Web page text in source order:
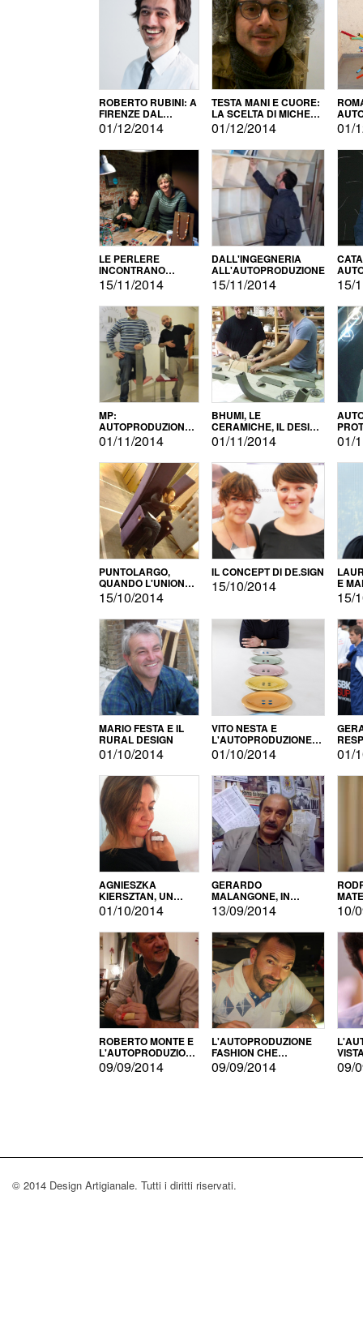
ROBERTO RUBINI: A
FIRENZE DAL
PRODOTTO ALLA
PROMOZIONE
01/12/2014
TESTA MANI E CUORE:
LA SCELTA DI MICHELE
BARBERIO
01/12/2014 01/
LE PERLERE
INCONTRANO
L'AUTOPRODUZIONE
15/11/2014
DALL'INGEGNERIA
ALL'AUTOPRODUZIONE
15/11/2014 15/
MP:
AUTOPRODUZIONE
E INNOVAZIONE
01/11/2014
BHUMI, LE
CERAMICHE, IL DESIGN
E L'AUTOPRODUZIONE
01/11/2014 01/
PUNTOLARGO,
QUANDO L'UNIONE
FA LA FORZA E
VINCE
15/10/2014
IL CONCEPT DI DE.SIGN
15/10/2014 E
15/
MARIO FESTA E IL
RURAL DESIGN
01/10/2014
VITO NESTA E
L'AUTOPRODUZIONE
COME RECUPERO DEI
SIMBOLI
01/10/2014 01/
AGNIESZKA
KIERSZTAN, UN
MODELLO DI
AUTOPRODUZIONE
01/10/2014
GERARDO
MALANGONE, IN
GIURIA PER IL
CONCORSO
LETTERARIO
13/09/2014 10/
ROBERTO MONTE E
L'AUTOPRODUZIONE
CON IL CENSIMENTO
09/09/2014
L'AUTOPRODUZIONE
FASHION CHE
CONQUISTA GLI USA
09/09/2014 09/
© 2014 Design Artigianale. Tutti i diritti riservati.